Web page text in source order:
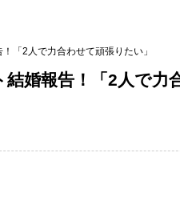
「2人で力合わせて頑張りたい」
婚報告！「2人で力